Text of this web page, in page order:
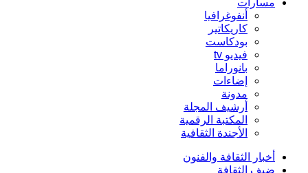
مسارات
أنفوغرافيا
كاريكاتير
بودكاست
فيديو tv
بانوراما
إضاءات
مدونة
أرشيف المجلة
المكتبة الرقمية
الأجندة الثقافية
أخبار الثقافة والفنون
ضيف الثقافة